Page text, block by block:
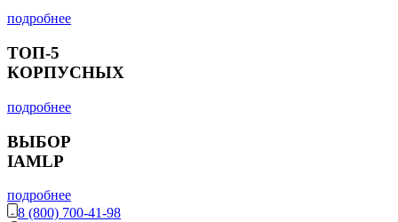
подробнее
ТОП-5
КОРПУСНЫХ
подробнее
ВЫБОР
IAMLP
подробнее
8 (800) 700-41-98